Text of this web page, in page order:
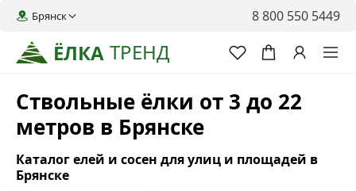
ЁЛКА ТРЕНД
Брянск 8 800 550 5449
Ствольные ёлки от 3 до 22
метров в Брянске
Каталог елей и сосен для улиц и площадей в
Брянске